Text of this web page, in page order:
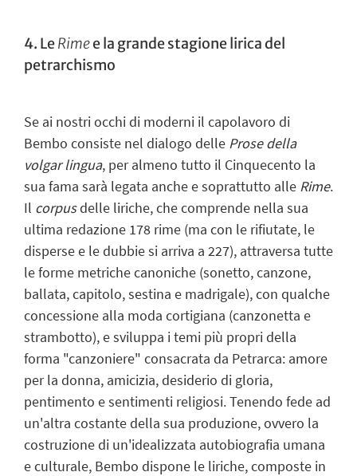
4. LeRimee la grande stagione lirica del
petrarchismo
Se ai nostri occhi di moderni il capolavoro di
Bembo consiste nel dialogo delle Prose della
volgar lingua, per almeno tutto il Cinquecento la
sua fama sarà legata anche e soprattutto alle Rime.
Il corpusdelle liriche, che comprende nella sua
ultima redazione 178 rime (ma con le rifiutate, le
disperse e le dubbie si arriva a 227), attraversa tutte
le forme metriche canoniche (sonetto, canzone,
ballata, capitolo, sestina e madrigale), con qualche
concessione alla moda cortigiana (canzonetta e
strambotto), e sviluppa i temi più propri della
forma "canzoniere" consacrata da Petrarca: amore
per la donna, amicizia, desiderio di gloria,
pentimento e sentimenti religiosi. Tenendo fede ad
un'altra costante della sua produzione, ovvero la
costruzione di un'idealizzata autobiografia umana
e culturale, Bembo dispone le liriche, composte in